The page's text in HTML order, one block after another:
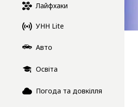
Лайфхаки
УНН Lite
Авто
Освіта
Погода та довкілля